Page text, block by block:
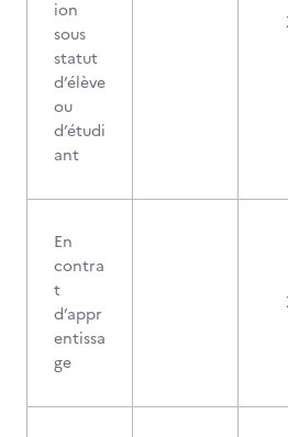
ion
sous
statut
d’élève
ou
d’étudi
ant
En
contra
t
d’appr
entissa
ge